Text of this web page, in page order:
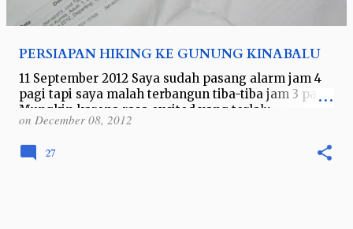
PERSIAPAN HIKING KE GUNUNG KINABALU
11 September 2012 Saya sudah pasang alarm jam 4
pagi tapi saya malah terbangun tiba-tiba jam 3 pagi.
Mungkin karena rasa excited yang terlalu
berlebihan sehingga membuat otak sa…
on December 08, 2012
27